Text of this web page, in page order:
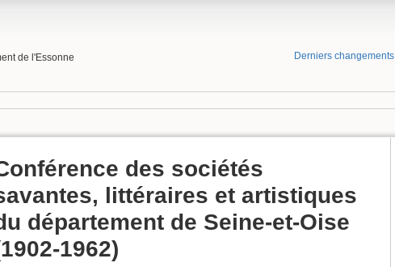
de l'Essonne Derniers changements
des sociétés
littéraires et artistiques
département de Seine-et-Oise
1962)